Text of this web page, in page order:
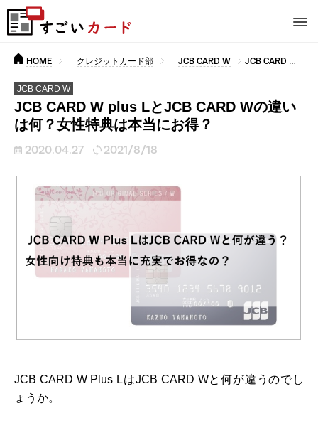
HOME クレジットカード部 JCB CARD W JCB CARD W plus LとJCB CARD Wの違いは何？女性特典は本当にお得？
JCB CARD W
JCB CARD W plus LとJCB CARD Wの違い
は何？女性特典は本当にお得？
2020.04.27 2021/8/18
JCB CARD W Plus LはJCB CARD Wと何が違うのでし
ょうか。